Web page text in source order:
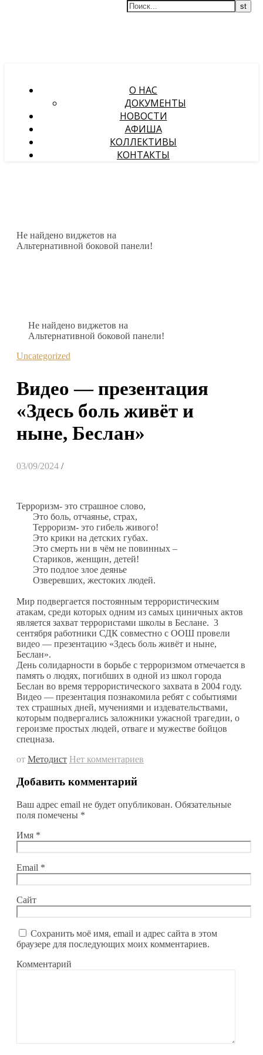
О НАС
ДОКУМЕНТЫ
НОВОСТИ
АФИША
КОЛЛЕКТИВЫ
КОНТАКТЫ
Не найдено виджетов на
Альтернативной боковой панели!
Не найдено виджетов на
Альтернативной боковой панели!
Uncategorized
Видео — презентация
«Здесь боль живёт и
ныне, Беслан»
03/09/2024 /
Терроризм- это страшное слово,
Это боль, отчаянье, страх,
Терроризм- это гибель живого!
Это крики на детских губах.
Это смерть ни в чём не повинных –
Стариков, женщин, детей!
Это подлое злое деянье
Озверевших, жестоких людей.
Мир подвергается постоянным террористическим
атакам, среди которых одним из самых циничных актов
является захват террористами школы в Беслане. 3
сентября работники СДК совместно с ООШ провели
видео — презентацию «Здесь боль живёт и ныне,
Беслан».
День солидарности в борьбе с терроризмом отмечается в
память о людях, погибших в одной из школ города
Беслан во время террористического захвата в 2004 году.
Видео — презентация познакомила ребят с событиями
тех страшных дней, мучениями и издевательствами,
которым подвергались заложники ужасной трагедии, о
героизме простых людей, отваге и мужестве бойцов
спецназа.
от Методист Нет комментариев
Добавить комментарий
Ваш адрес email не будет опубликован. Обязательные
поля помечены *
Имя *
Email *
Сайт
Сохранить моё имя, email и адрес сайта в этом
браузере для последующих моих комментариев.
Комментарий